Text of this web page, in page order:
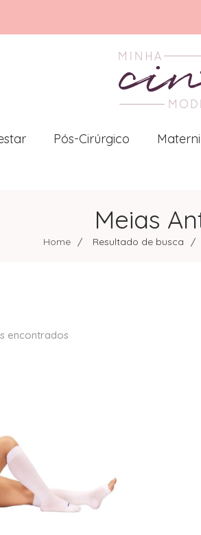
Pós-Cirúrgico
Meias
Home Resultado de busca
encontrados